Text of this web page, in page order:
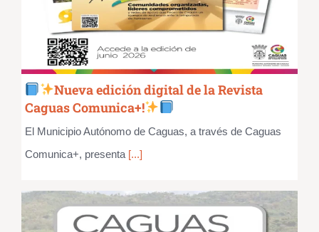
Nueva edición digital de la Revista
Caguas Comunica+!
El Municipio Autónomo de Caguas, a través de Caguas
Comunica+, presenta[...]